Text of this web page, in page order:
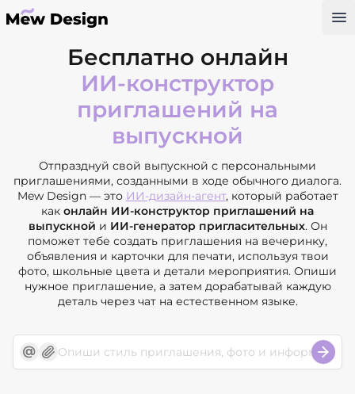
Бесплатно онлайн
ИИ-конструктор
приглашений на
выпускной
Отпразднуй свой выпускной с персональными
приглашениями, созданными в ходе обычного диалога.
Mew Design — это ИИ-дизайн-агент, который работает
как онлайн ИИ-конструктор приглашений на
выпускной и ИИ-генератор пригласительных. Он
поможет тебе создать приглашения на вечеринку,
объявления и карточки для печати, используя твои
фото, школьные цвета и детали мероприятия. Опиши
нужное приглашение, а затем дорабатывай каждую
деталь через чат на естественном языке.